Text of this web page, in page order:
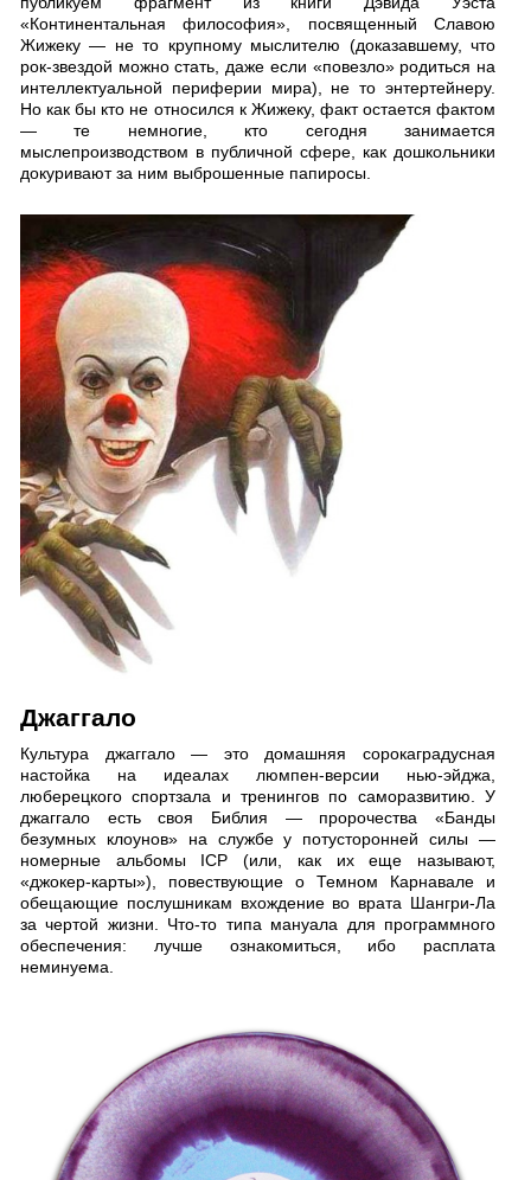
«Континентальная философия», посвященный Славою
Жижеку — не то крупному мыслителю (доказавшему, что
рок-звездой можно стать, даже если «повезло» родиться на
интеллектуальной периферии мира), не то энтертейнеру.
Но как бы кто не относился к Жижеку, факт остается фактом
— те немногие, кто сегодня занимается
мыслепроизводством в публичной сфере, как дошкольники
докуривают за ним выброшенные папиросы.
Джаггало
Культура джаггало — это домашняя сорокаградусная
настойка на идеалах люмпен-версии нью-эйджа,
люберецкого спортзала и тренингов по саморазвитию. У
джаггало есть своя Библия — пророчества «Банды
безумных клоунов» на службе у потусторонней силы —
номерные альбомы ICP (или, как их еще называют,
«джокер-карты»), повествующие о Темном Карнавале и
обещающие послушникам вхождение во врата Шангри-Ла
за чертой жизни. Что-то типа мануала для программного
обеспечения: лучше ознакомиться, ибо расплата
неминуема.